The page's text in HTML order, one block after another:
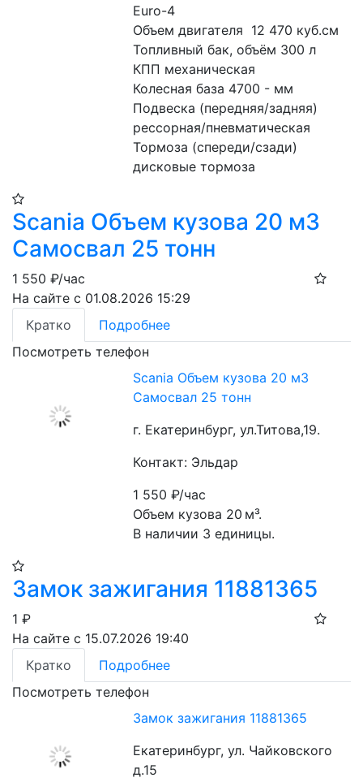
Euro-4
Объем двигателя  12 470 куб.см
Топливный бак, объём 300 л
КПП механическая
Колесная база 4700 - мм
Подвеска (передняя/задняя)
рессорная/пневматическая
Тормоза (спереди/сзади)
дисковые тормоза
Scania Объем кузова 20 м3
Самосвал 25 тонн
1 550 ₽/час
На сайте с 01.08.2026 15:29
Кратко
Подробнее
Посмотреть телефон
Scania Объем кузова 20 м3
Самосвал 25 тонн
г. Екатеринбург, ул.Титова,19.
Контакт: Эльдар
1 550₽/час
Объем кузова 20 м³.
В наличии 3 единицы.
Замок зажигания 11881365
1 ₽
На сайте с 15.07.2026 19:40
Кратко
Подробнее
Посмотреть телефон
Замок зажигания 11881365
Екатеринбург, ул. Чайковского
д.15